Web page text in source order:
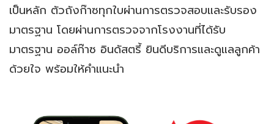
เป็นหลัก ตัวถังก๊าซทุกใบผ่านการตรวจสอบและรับรอง
มาตรฐาน โดยผ่านการตรวจจากโรงงานที่ได้รับ
มาตรฐาน ออล์ก๊าซ อินดัสตรี้ ยินดีบริการและดูแลลูกค้า
ด้วยใจ พร้อมให้คำแนะนำ